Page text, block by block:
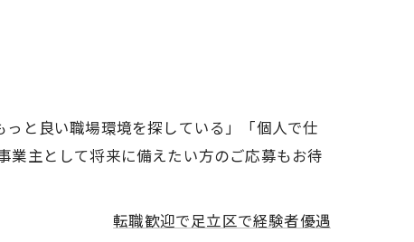
と良い職場環境を探している」「個人で仕
業主として将来に備えたい方のご応募もお待
転職歓迎で足立区で経験者優遇